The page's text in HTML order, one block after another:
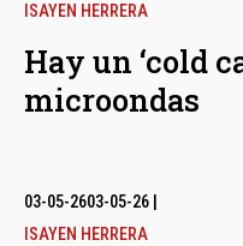
ISAYEN HERRERA
Hay un ‘cold
microondas
03-05-2603-05-26
ISAYEN HERRERA